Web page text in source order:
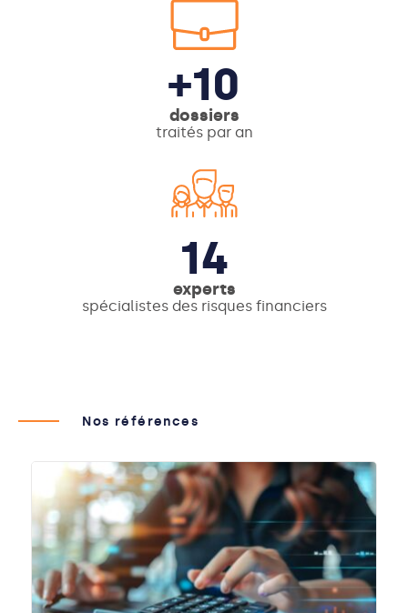
+10
dossiers
traités par an
14
experts
spécialistes des risques financiers
Nos références